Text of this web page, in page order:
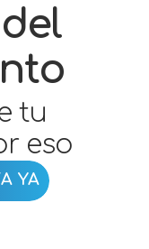
tu
eso
YA